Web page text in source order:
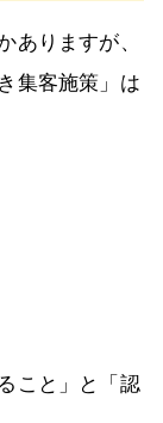
ありますが、
集客施策」は
こと」と「認